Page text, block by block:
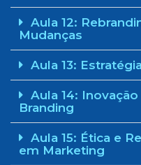
Aula 12:
Mudanças
Aula 13:
Aula 14:
Branding
Aula 15: Ética e
em Marketing